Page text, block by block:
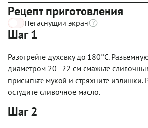
Рецепт приготовления
Негаснущий экран
Шаг 1
Разогрейте духовку до 180°С.
диаметром 20–22 см смажьте
присыпьте мукой и стряхните излишки.
остудите сливочное масло.
Шаг 2